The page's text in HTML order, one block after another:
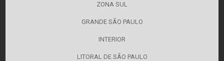
ZONA SUL
GRANDE SÃO PAULO
INTERIOR
LITORAL DE SÃO PAULO